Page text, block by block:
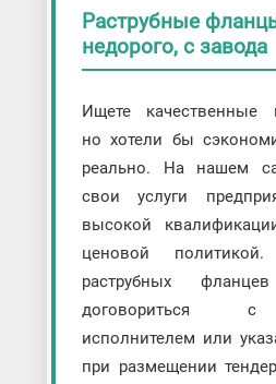
Раструбные
недорого, с завода
Ищете качественные
но хотели бы
реально. На нашем
свои услуги
высокой
ценовой
раструбных
договориться
исполнителем или
при размещении